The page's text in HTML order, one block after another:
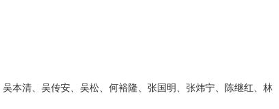
本清、吴传安、吴松、何裕隆、张国明、张炜宁、陈继红、林